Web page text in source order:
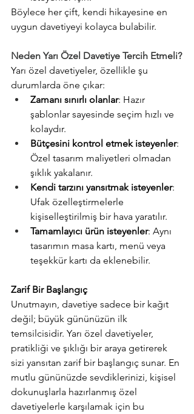
Böylece her çift, kendi hikayesine en
uygun davetiyeyi kolayca bulabilir.
Neden Yarı Özel Davetiye Tercih Etmeli?
Yarı özel davetiyeler, özellikle şu
durumlarda öne çıkar:
Zamanı sınırlı olanlar: Hazır
şablonlar sayesinde seçim hızlı ve
kolaydır.
Bütçesini kontrol etmek isteyenler:
Özel tasarım maliyetleri olmadan
şıklık yakalanır.
Kendi tarzını yansıtmak isteyenler:
Ufak özelleştirmelerle
kişiselleştirilmiş bir hava yaratılır.
Tamamlayıcı ürün isteyenler: Aynı
tasarımın masa kartı, menü veya
teşekkür kartı da eklenebilir.
Zarif Bir Başlangıç
Unutmayın, davetiye sadece bir kağıt
değil; büyük gününüzün ilk
temsilcisidir. Yarı özel davetiyeler,
pratikliği ve şıklığı bir araya getirerek
sizi yansıtan zarif bir başlangıç sunar. En
mutlu gününüzde sevdiklerinizi, kişisel
dokunuşlarla hazırlanmış özel
davetiyelerle karşılamak için bu